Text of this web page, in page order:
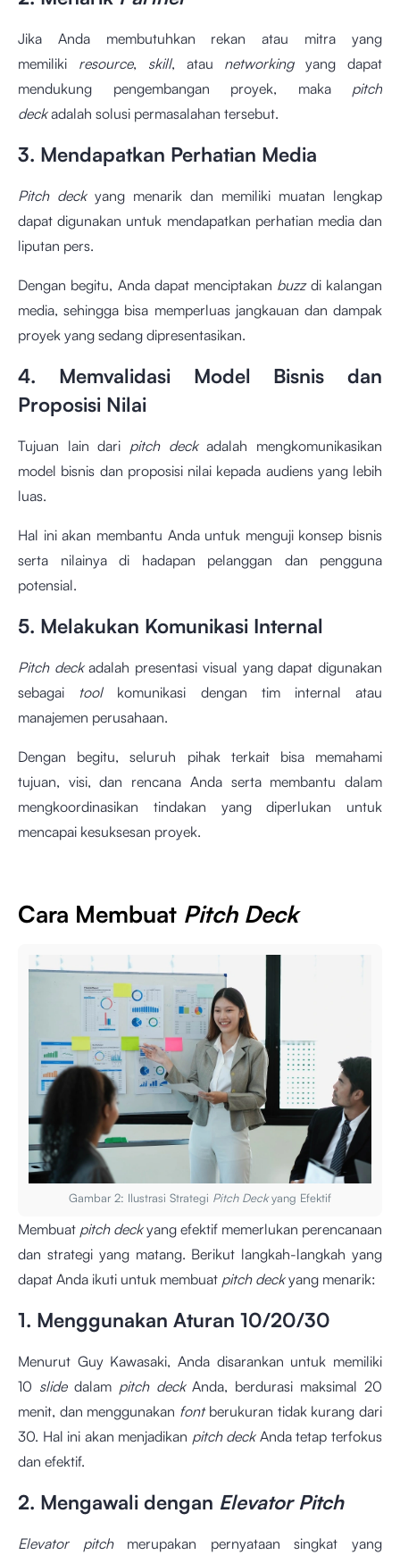
Jika Anda membutuhkan rekan atau mitra yang
memiliki resource, skill, atau networkingyang dapat
mendukung pengembangan proyek, maka pitch
deckadalah solusi permasalahan tersebut.
3. Mendapatkan Perhatian Media
Pitch deckyang menarik dan memiliki muatan lengkap
dapat digunakan untuk mendapatkan perhatian media dan
liputan pers.
Dengan begitu, Anda dapat menciptakan buzzdi kalangan
media, sehingga bisa memperluas jangkauan dan dampak
proyek yang sedang dipresentasikan.
4. Memvalidasi Model Bisnis dan
Proposisi Nilai
Tujuan lain dari pitch deckadalah mengkomunikasikan
model bisnis dan proposisi nilai kepada audiens yang lebih
luas.
Hal ini akan membantu Anda untuk menguji konsep bisnis
serta nilainya di hadapan pelanggan dan pengguna
potensial.
5. Melakukan Komunikasi Internal
Pitch deckadalah presentasi visual yang dapat digunakan
sebagai toolkomunikasi dengan tim internal atau
manajemen perusahaan.
Dengan begitu, seluruh pihak terkait bisa memahami
tujuan, visi, dan rencana Anda serta membantu dalam
mengkoordinasikan tindakan yang diperlukan untuk
mencapai kesuksesan proyek.
Cara Membuat Pitch Deck
Gambar 2: Ilustrasi Strategi Pitch Deckyang Efektif
Membuat pitch deckyang efektif memerlukan perencanaan
dan strategi yang matang. Berikut langkah-langkah yang
dapat Anda ikuti untuk membuat pitch deckyang menarik:
1. Menggunakan Aturan 10/20/30
Menurut Guy Kawasaki, Anda disarankan untuk memiliki
10 slidedalam pitch deckAnda, berdurasi maksimal 20
menit, dan menggunakan fontberukuran tidak kurang dari
30. Hal ini akan menjadikan pitch deckAnda tetap terfokus
dan efektif.
2. Mengawali dengan Elevator Pitch
Elevator pitchmerupakan pernyataan singkat yang